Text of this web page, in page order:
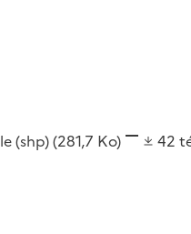
(shp)(281,7 Ko) 42